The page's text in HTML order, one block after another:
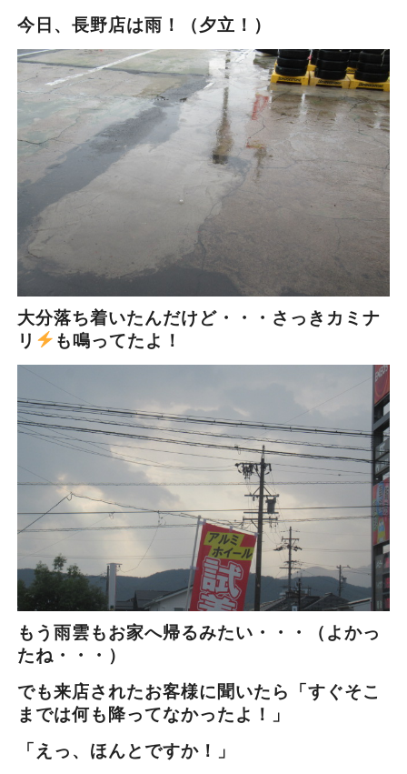
今日、長野店は雨！（夕立！）
大分落ち着いたんだけど・・・さっきカミナ
リ
も鳴ってたよ！
もう雨雲もお家へ帰るみたい・・・（よかっ
たね・・・）
でも来店されたお客様に聞いたら「すぐそこ
までは何も降ってなかったよ！」
「えっ、ほんとですか！」